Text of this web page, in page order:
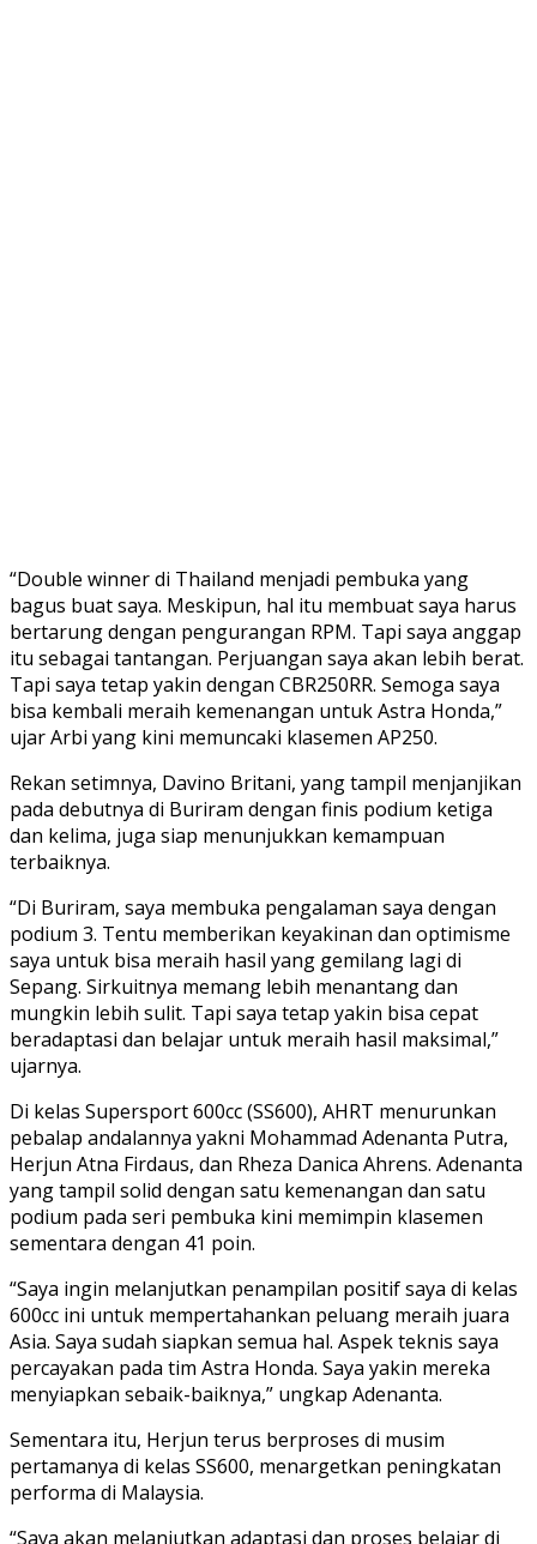
“Double winner di Thailand menjadi pembuka yang
bagus buat saya. Meskipun, hal itu membuat saya harus
bertarung dengan pengurangan RPM. Tapi saya anggap
itu sebagai tantangan. Perjuangan saya akan lebih berat.
Tapi saya tetap yakin dengan CBR250RR. Semoga saya
bisa kembali meraih kemenangan untuk Astra Honda,”
ujar Arbi yang kini memuncaki klasemen AP250.
Rekan setimnya, Davino Britani, yang tampil menjanjikan
pada debutnya di Buriram dengan finis podium ketiga
dan kelima, juga siap menunjukkan kemampuan
terbaiknya.
“Di Buriram, saya membuka pengalaman saya dengan
podium 3. Tentu memberikan keyakinan dan optimisme
saya untuk bisa meraih hasil yang gemilang lagi di
Sepang. Sirkuitnya memang lebih menantang dan
mungkin lebih sulit. Tapi saya tetap yakin bisa cepat
beradaptasi dan belajar untuk meraih hasil maksimal,”
ujarnya.
Di kelas Supersport 600cc (SS600), AHRT menurunkan
pebalap andalannya yakni Mohammad Adenanta Putra,
Herjun Atna Firdaus, dan Rheza Danica Ahrens. Adenanta
yang tampil solid dengan satu kemenangan dan satu
podium pada seri pembuka kini memimpin klasemen
sementara dengan 41 poin.
“Saya ingin melanjutkan penampilan positif saya di kelas
600cc ini untuk mempertahankan peluang meraih juara
Asia. Saya sudah siapkan semua hal. Aspek teknis saya
percayakan pada tim Astra Honda. Saya yakin mereka
menyiapkan sebaik-baiknya,” ungkap Adenanta.
Sementara itu, Herjun terus berproses di musim
pertamanya di kelas SS600, menargetkan peningkatan
performa di Malaysia.
“Saya akan melanjutkan adaptasi dan proses belajar di